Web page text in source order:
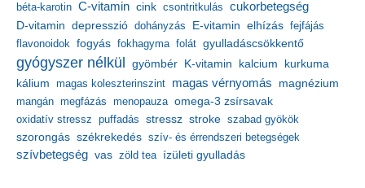
m
béta-karotin C-vitamin cink csontritkulás cukorbetegség
D-vitamin depresszió dohányzás E-vitamin elhízás fejfájás
flavonoidok fogyás fokhagyma folát gyulladáscsökkentő
gyógyszer nélkül gyömbér K-vitamin kalcium kurkuma
kálium magas koleszterinszint magas vérnyomás magnézium
mangán megfázás menopauza omega-3 zsírsavak
oxidatív stressz puffadás stressz stroke szabad gyökök
szorongás székrekedés szív- és érrendszeri betegségek
szívbetegség vas zöld tea ízületi gyulladás